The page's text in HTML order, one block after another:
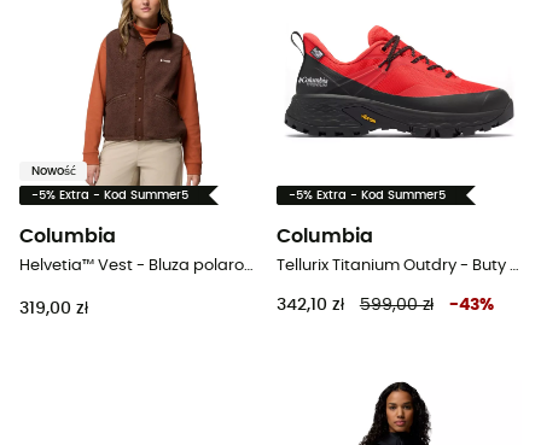
Nowość
-5% Extra - Kod Summer5
Columbia
Helvetia™ Vest - Bluza polarowa damska
319,00 zł
-5% Extra - Kod Summer5
Columbia
Tellurix Titanium Outdry - Buty turystyczne damskie
342,10 zł 599,00 zł -43%